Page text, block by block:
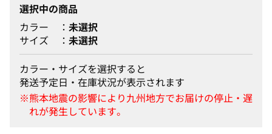
選択中の商品
カラー
未選択
サイズ
未選択
カラー・サイズを選択すると
発送予定日・在庫状況が表示されます